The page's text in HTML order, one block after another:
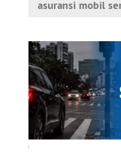
asuransi mobil